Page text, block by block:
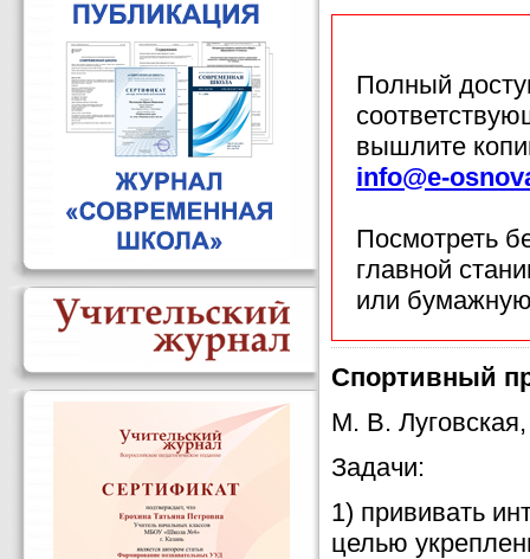
Полный
вышлите
info@e-
Посмотреть
главной
или
Спортивный
М. В.
Задачи:
1) прививать
целью